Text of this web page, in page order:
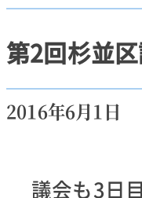
第2回杉並
2016年6月1日
議会も3日